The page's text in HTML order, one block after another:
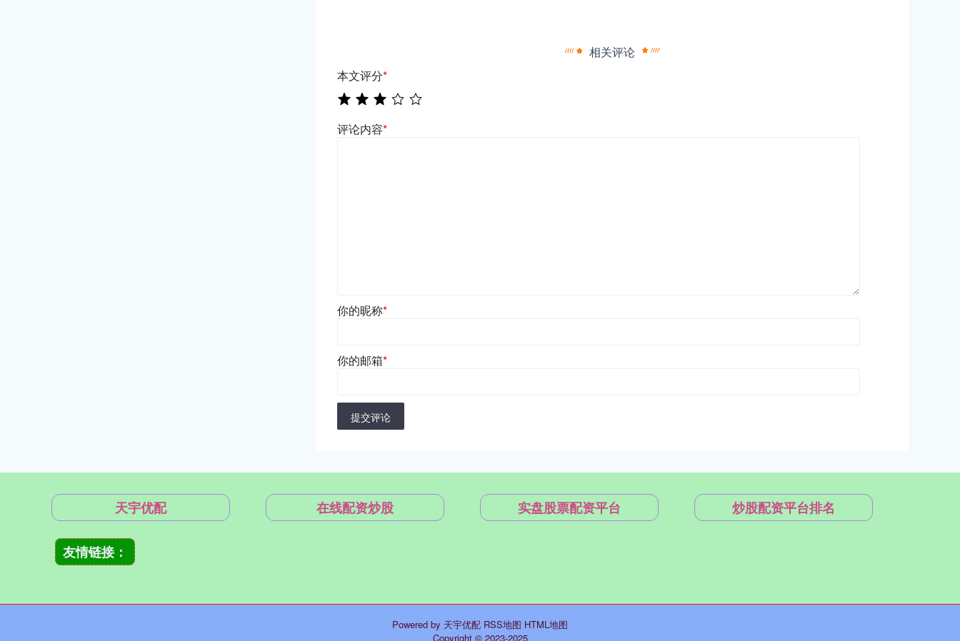
相关评论
本文评分*
评论内容*
你的昵称*
你的邮箱*
提交评论
天宇优配 在线配资炒股 实盘股票配资平台 炒股配资平台排名
友情链接：
Powered by 天宇优配 RSS地图 HTML地图
Copyright © 2023-2025